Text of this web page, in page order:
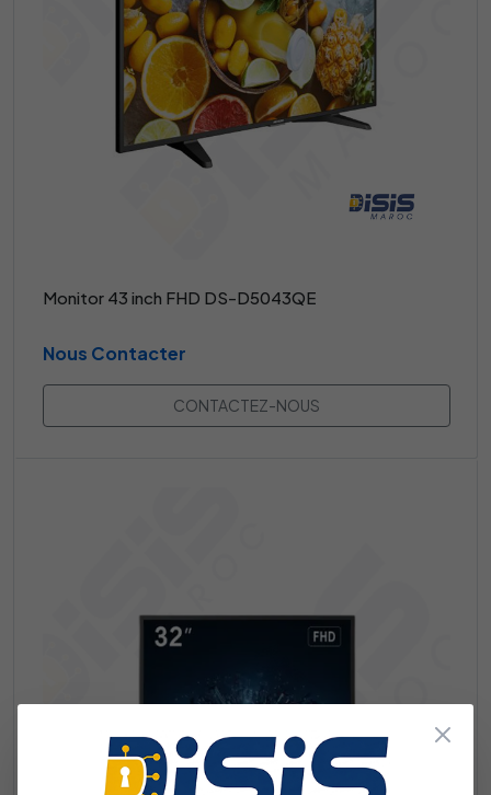
Monitor 43 inch FHD DS-D5043QE
Nous Contacter
CONTACTEZ-NOUS